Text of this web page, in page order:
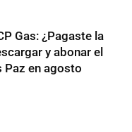
Gas: ¿Pagaste la
y abonar el
Paz en agosto